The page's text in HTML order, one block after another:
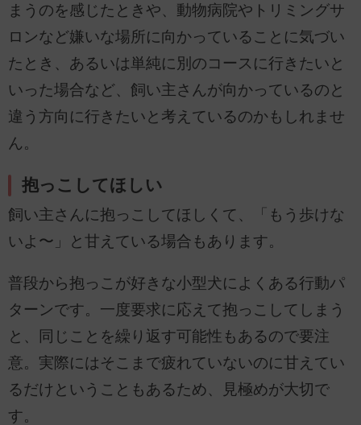
まうのを感じたときや、動物病院やトリミングサ
ロンなど嫌いな場所に向かっていることに気づい
たとき、あるいは単純に別のコースに行きたいと
いった場合など、飼い主さんが向かっているのと
違う方向に行きたいと考えているのかもしれませ
ん。
抱っこしてほしい
飼い主さんに抱っこしてほしくて、「もう歩けな
いよ〜」と甘えている場合もあります。
普段から抱っこが好きな小型犬によくある行動パ
ターンです。一度要求に応えて抱っこしてしまう
と、同じことを繰り返す可能性もあるので要注
意。実際にはそこまで疲れていないのに甘えてい
るだけということもあるため、見極めが大切で
す。